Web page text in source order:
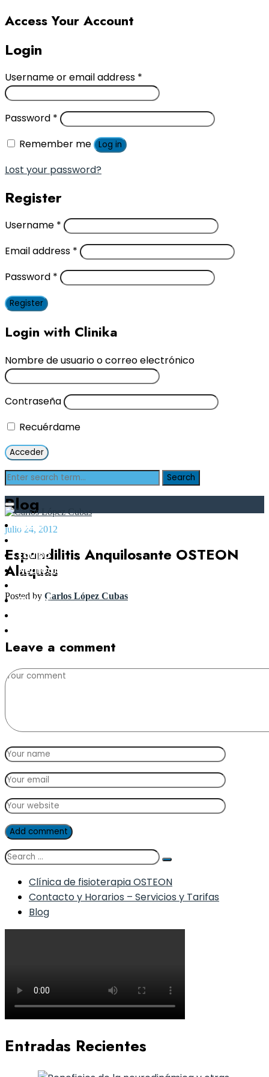
Access Your Account
Login
Username or email address *
Password *
Remember me
Log in
Lost your password?
Register
Username *
Email address *
Password *
Register
Login with Clinika
Nombre de usuario o correo electrónico
Contraseña
Recuérdame
Inicio
Equipo
Neurodinámica
Pilates
Blog
julio 24, 2012
Espondilitis Anquilosante OSTEON
Alaquàs
Posted by Carlos López Cubas
Leave a comment
Add comment
Clínica de fisioterapia OSTEON
Contacto y Horarios – Servicios y Tarifas
Blog
Entradas Recientes